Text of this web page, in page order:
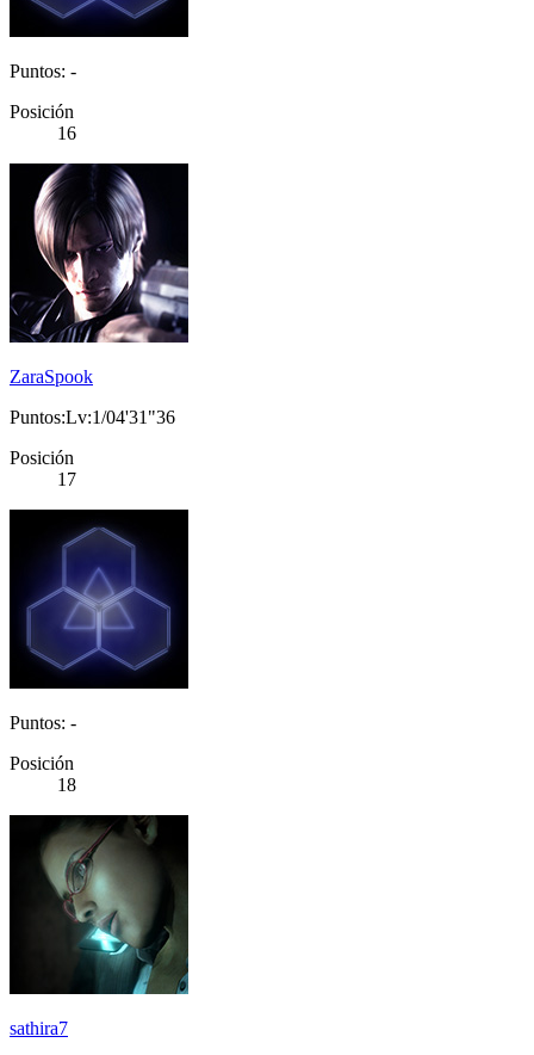
Puntos: -
Posición
16
ZaraSpook
Puntos:Lv:1/04'31"36
Posición
17
Puntos: -
Posición
18
sathira7